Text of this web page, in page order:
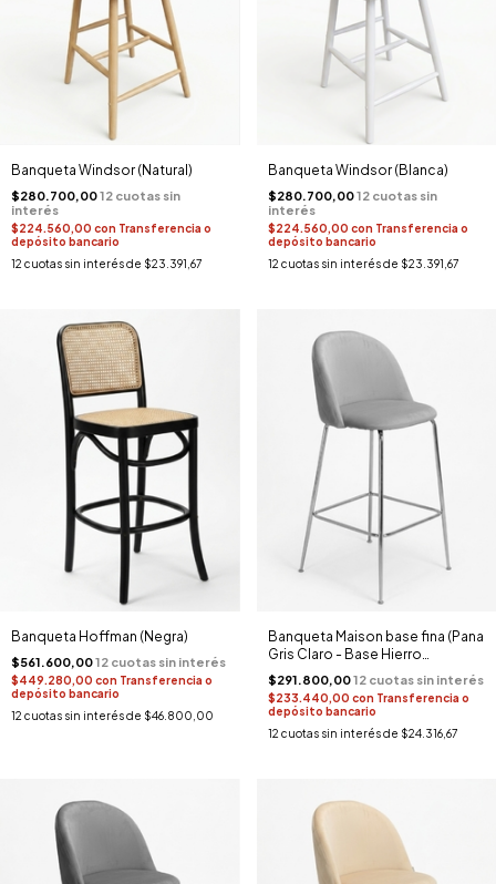
Banqueta Windsor (Natural)
$280.700,00
$224.560,00 con Transferencia o
depósito bancario
12 cuotas sin interés de $23.391,67
Banqueta Windsor (Blanca)
$280.700,00
$224.560,00 con Transferencia o
depósito bancario
12 cuotas sin interés de $23.391,67
Banqueta Hoffman (Negra)
$561.600,00
$449.280,00 con Transferencia o
depósito bancario
12 cuotas sin interés de $46.800,00
Banqueta Maison base fina (Pana
Gris Claro - Base Hierro
Cromada)
$291.800,00
$233.440,00 con Transferencia o
depósito bancario
12 cuotas sin interés de $24.316,67